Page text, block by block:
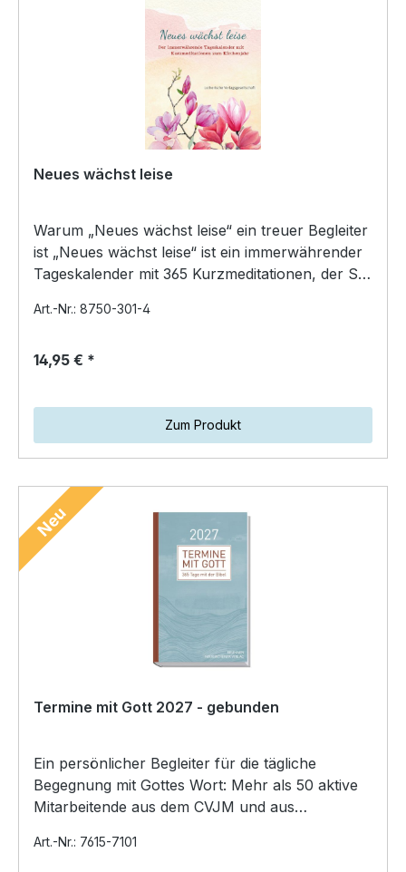
Neues wächst leise
Warum „Neues wächst leise“ ein treuer Begleiter
ist „Neues wächst leise“ ist ein immerwährender
Tageskalender mit 365 Kurzmeditationen, der Sie
Art.-Nr.: 8750-301-4
14,95 € *
Zum Produkt
Neu
Termine mit Gott 2027 - gebunden
Ein persönlicher Begleiter für die tägliche
Begegnung mit Gottes Wort: Mehr als 50 aktive
Mitarbeitende aus dem CVJM und aus
Art.-Nr.: 7615-7101